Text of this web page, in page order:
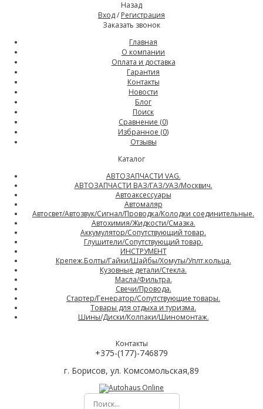
Назад
Вход/ Регистрация
Заказать звонок
Главная
О компании
Оплата и доставка
Гарантия
Контакты
Новости
Блог
Поиск
Сравнение (0)
Избранное (0)
Отзывы
Каталог
АВТОЗАПЧАСТИ VAG.
АВТОЗАПЧАСТИ ВАЗ/ГАЗ/УАЗ/Москвич.
Автоаксесcуары
Автомаляр
Автосвет/Автозвук/Сигнал/Проводка/Колодки соединительные.
Автохимия/Жидкости/Смазка.
Аккумулятор/Сопутствующий товар.
Глушители/Сопутствующий товар.
ИНСТРУМЕНТ
Крепеж.Болты/Гайки/Шайбы/Хомуты/Уплт.кольца.
Кузовные детали/Стекла.
Масла/Фильтра.
Свечи/Провода.
Стартер/Генератор/Сопутствующие товары.
Товары для отдыха и туризма.
Шины/Диски/Колпаки/Шиномонтаж.
Контакты
+375-(177)-746879
г. Борисов, ул. Комсомольская,89